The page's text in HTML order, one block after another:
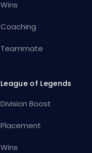
Wins
Coaching
Teammate
League of Legends
Division Boost
Placement
Wins